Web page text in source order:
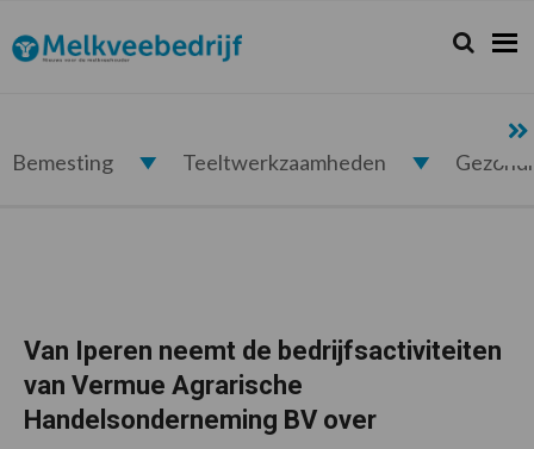
de
hoofdnavigatie
de
hoofd
de
eerste
de
voettekst
Melkveebedrijf.nl Zoeken...
Zoek
Bemesting Teeltwerkzaamheden
Van Iperen neemt de bedrijfsactiviteiten
van Vermue Agrarische
Handelsonderneming BV over